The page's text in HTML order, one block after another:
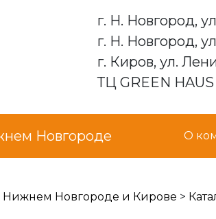
г. Н. Новгород,
г. Н. Новгород,
г. Киров, ул.
ТЦ GREEN HAUS
Новгороде О
Нижнем Новгороде и Кирове >